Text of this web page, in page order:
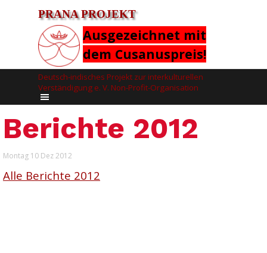
PRANA PROJEKT
Deutsch-indisches Projekt zur interkulturellen
Verständigung e. V. Non-Profit-Organisation
Ausgezeichnet mit
dem Cusanuspreis!
Berichte 2012
Montag 10 Dez 2012
Alle Berichte 2012